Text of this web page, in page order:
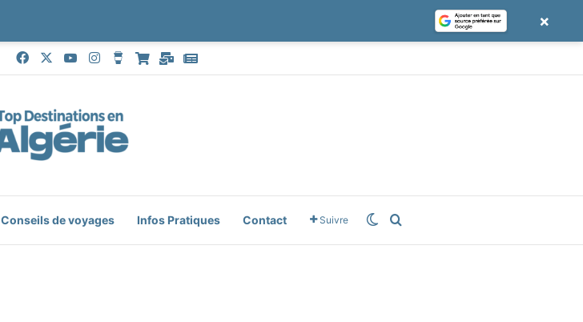
FacebookYouTubeInstagramBuy Me a Coffee
Boutique
MailGoogle News
Conseils de voyages Infos Pratiques Contact Suivre Switch skin
×